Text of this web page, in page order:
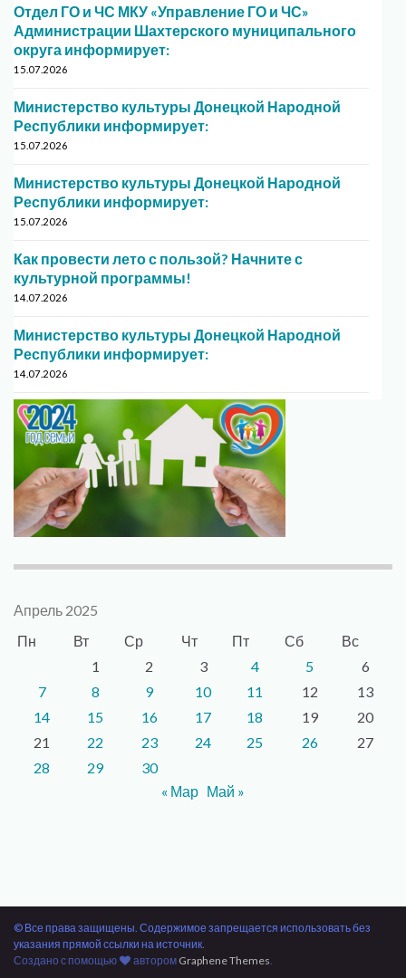
Отдел ГО и ЧС МКУ «Управление ГО и ЧС»
Администрации Шахтерского муниципального
округа информирует:
15.07.2026
Министерство культуры Донецкой Народной
Республики информирует:
15.07.2026
Министерство культуры Донецкой Народной
Республики информирует:
15.07.2026
Как провести лето с пользой? Начните с
культурной программы!
14.07.2026
Министерство культуры Донецкой Народной
Республики информирует:
14.07.2026
Апрель 2025
Пн
Вт Ср Чт Пт Сб
Вс
1
2 3 4 5
6
7
8 9 10 11 12
13
14
15 16 17 18 19
20
21
22 23 24 25 26
27
28
29
30
« Мар Май »
© Все права защищены. Содержимое запрещается использовать без
указания прямой ссылки на источник.
Создано с помощью
автором Graphene Themes.